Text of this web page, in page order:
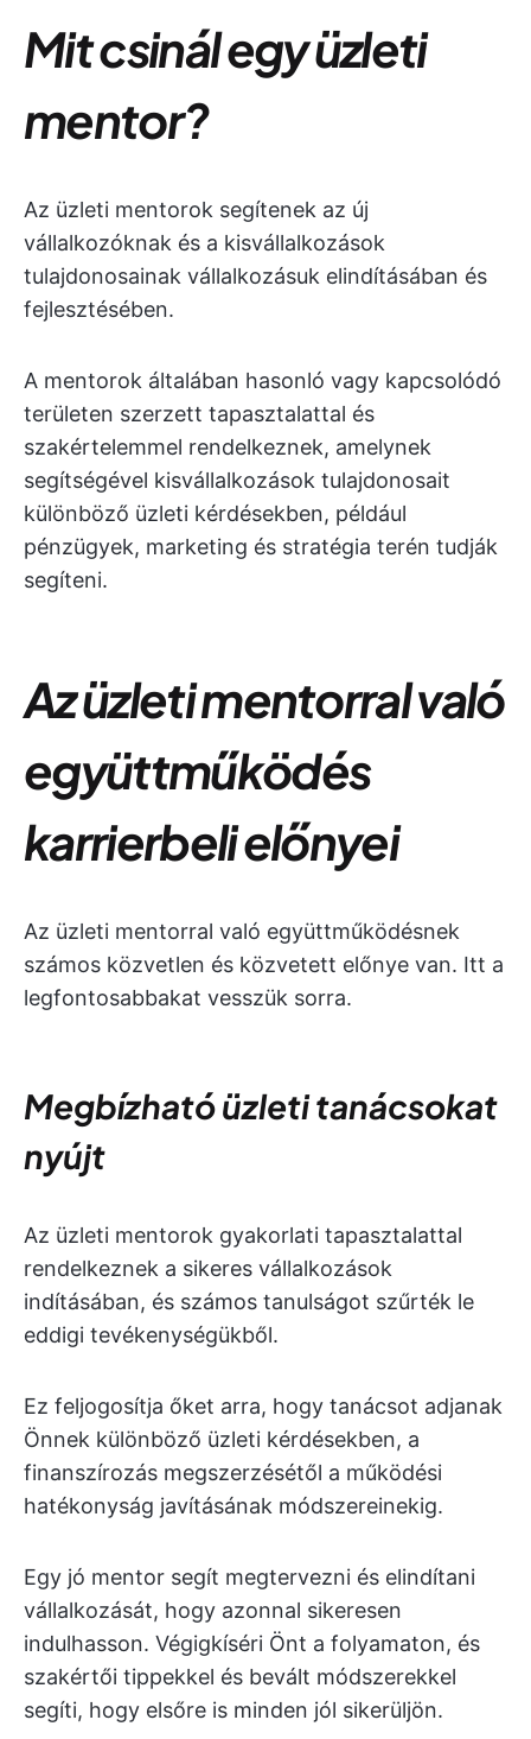
Mit csinál egy üzleti
mentor?
Az üzleti mentorok segítenek az új
vállalkozóknak és a kisvállalkozások
tulajdonosainak vállalkozásuk elindításában és
fejlesztésében.
A mentorok általában hasonló vagy kapcsolódó
területen szerzett tapasztalattal és
szakértelemmel rendelkeznek, amelynek
segítségével kisvállalkozások tulajdonosait
különböző üzleti kérdésekben, például
pénzügyek, marketing és stratégia terén tudják
segíteni.
Az üzleti mentorral való
együttműködés
karrierbeli előnyei
Az üzleti mentorral való együttműködésnek
számos közvetlen és közvetett előnye van. Itt a
legfontosabbakat vesszük sorra.
Megbízható üzleti tanácsokat
nyújt
Az üzleti mentorok gyakorlati tapasztalattal
rendelkeznek a sikeres vállalkozások
indításában, és számos tanulságot szűrték le
eddigi tevékenységükből.
Ez feljogosítja őket arra, hogy tanácsot adjanak
Önnek különböző üzleti kérdésekben, a
finanszírozás megszerzésétől a működési
hatékonyság javításának módszereinekig.
Egy jó mentor segít megtervezni és elindítani
vállalkozását, hogy azonnal sikeresen
indulhasson. Végigkíséri Önt a folyamaton, és
szakértői tippekkel és bevált módszerekkel
segíti, hogy elsőre is minden jól sikerüljön.